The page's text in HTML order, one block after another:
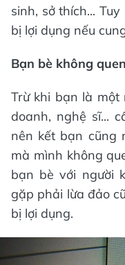
sinh, sở thích...
bị lợi dụng nếu
Bạn bè không
Trừ khi bạn là một
doanh, nghệ sĩ...
nên kết bạn cũng
mà mình không
bạn bè với người
gặp phải lừa đảo
bị lợi dụng.